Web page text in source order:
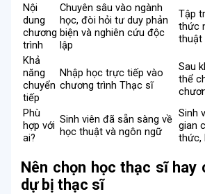
Nội
dung
chương
trình
Chuyên sâu vào ngành
học, đòi hỏi tư duy phản
biện và nghiên cứu độc
lập
Tập
thức
thuật
Khả
năng
chuyển
tiếp
Nhập học trực tiếp vào
chương trình Thạc sĩ
Sau
thể
Phù
hợp với
ai?
Sinh viên đã sẵn sàng về
học thuật và ngôn ngữ
Sinh
gian
thức,
Nên chọn học thạc sĩ hay
dự bị thạc sĩ